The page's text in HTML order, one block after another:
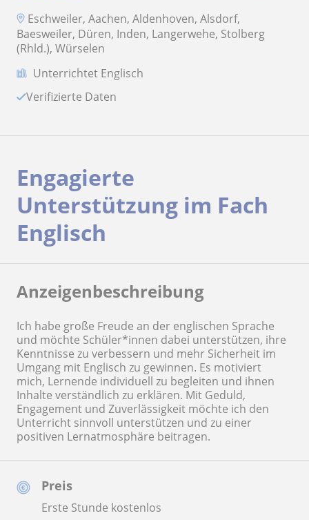
Eschweiler, Aachen, Aldenhoven, Alsdorf,
Baesweiler, Düren, Inden, Langerwehe, Stolberg
(Rhld.), Würselen
Unterrichtet Englisch
Verifizierte Daten
Preis
Erste Stunde kostenlos
Engagierte
Unterstützung im Fach
Englisch
Anzeigenbeschreibung
Ich habe große Freude an der englischen Sprache
und möchte Schüler*innen dabei unterstützen, ihre
Kenntnisse zu verbessern und mehr Sicherheit im
Umgang mit Englisch zu gewinnen. Es motiviert
mich, Lernende individuell zu begleiten und ihnen
Inhalte verständlich zu erklären. Mit Geduld,
Engagement und Zuverlässigkeit möchte ich den
Unterricht sinnvoll unterstützen und zu einer
positiven Lernatmosphäre beitragen.